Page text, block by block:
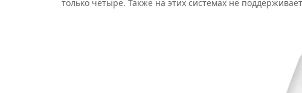
только четыре. Также на этих системах не